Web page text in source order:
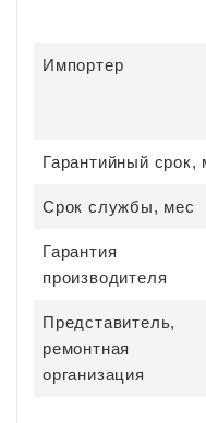
Импортер
Гарантийный срок,
Срок службы, мес
Гарантия
производителя
Представитель,
ремонтная
организация